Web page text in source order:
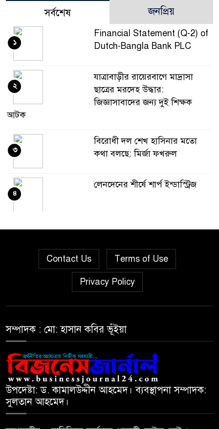
সর্বশেষ জনপ্রিয়
Financial Statement (Q-2) of
Dutch-Bangla Bank PLC
১
যাত্রাবাড়ীর রায়েরবাগে মাদ্রাসা
ছাত্রের মরদেহ উদ্ধার:
জিজ্ঞাসাবাদের জন্য দুই শিক্ষক
আটক
২
বিরোধী দল শেখ হাসিনার মতো
কথা বলছে: মির্জা ফখরুল
৩
লেনদেনের শীর্ষে শার্প ইন্ডাস্ট্রিজ
৪
দরবৃদ্ধির শীর্ষে সিএপিএম
দরপতনের তালিকায় শীর্ষে মেট্রো
স্পিনিং
প্রমাণ পেয়েছে বিএসইসি
সূচকের পতনে ১২১০ কোটি টাকার
লেনদেন
৮
চান প্রধানমন্ত্রী
৯
Contact Us Terms of Use
Privacy Policy
সম্পাদক : মো: হাসান কবির ভূঁইয়া
উপদেষ্টা: ড. কামালউদ্দীন আহমেদ। ব্যবস্থাপনা সম্পাদক:
সুলতান আহমেদ।